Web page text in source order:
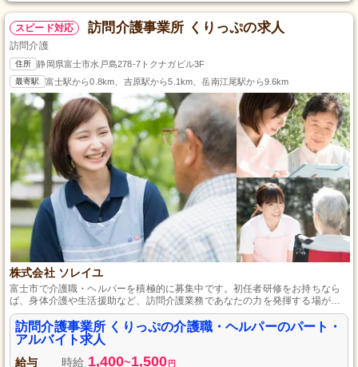
スピード対応 訪問介護事業所 くりっぷの求人
訪問介護
住所 静岡県富士市水戸島278-7トクナガビル3F
最寄駅 富士駅から0.8km、吉原駅から5.1km、岳南江尾駅から9.6km
株式会社 ソレイユ
富士市で介護職・ヘルパーを積極的に募集中です。初任者研修をお持ちなら
ば、身体介護や生活援助など、訪問介護業務であなたの力を発揮する場がこ
こにあります。勤務日数は週2日から3日で相談可能、土日祝のみの勤務も大
歓迎です。服装自由で、JR富士駅から車で5分のアクセスの良さ、規定の交
通費支給ありで通勤の負担も軽減できます。安心の保険加入も魅力の一つで
す。
訪問介護事業所 くりっぷの介護職・ヘルパーのパート・
アルバイト求人
給与 時給 1,400~1,500 円